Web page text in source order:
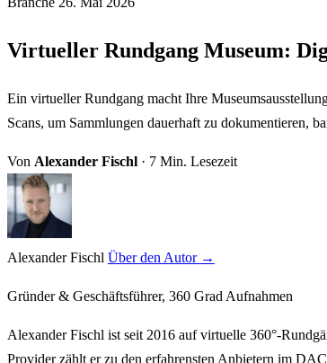
Virtueller Rundgang Museum:
Ein virtueller Rundgang macht Ihre
Scans, um Sammlungen dauerhaft zu dokumentieren,
Von Alexander Fischl · 7 Min. Lesezeit
Alexander Fischl Über den Autor →
Gründer & Geschäftsführer, 360 Grad Aufnahmen
Alexander Fischl ist seit 2016 auf virtuelle 360°-
Provider zählt er zu den erfahrensten Anbietern im